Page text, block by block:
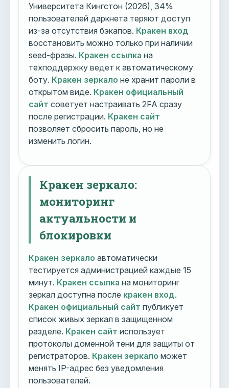
Университета Кингстон (2026), 34%
пользователей даркнета теряют доступ
из-за отсутствия бэкапов. Кракен вход
восстановить можно только при наличии
seed-фразы. Кракен ссылка на
техподдержку ведет к автоматическому
боту. Кракен зеркало не хранит пароли в
открытом виде. Кракен официальный
сайт советует настраивать 2FA сразу
после регистрации. Кракен сайт
позволяет сбросить пароль, но не
изменить логин.
Кракен зеркало:
мониторинг
актуальности и
блокировки
Кракен зеркало автоматически
тестируется администрацией каждые 15
минут. Кракен ссылка на мониторинг
зеркал доступна после кракен вход.
Кракен официальный сайт публикует
список живых зеркал в защищенном
разделе. Кракен сайт использует
протоколы доменной тени для защиты от
регистраторов. Кракен зеркало может
менять IP-адрес без уведомления
пользователей.